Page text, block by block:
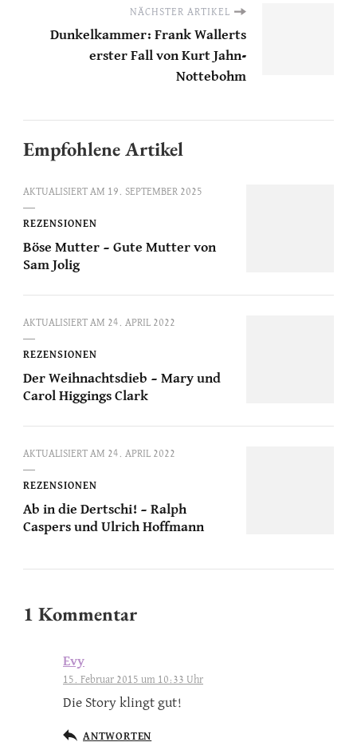
NÄCHSTER ARTIKEL
Dunkelkammer: Frank Wallerts
erster Fall von Kurt Jahn-
Nottebohm
Empfohlene Artikel
AKTUALISIERT AM 19. SEPTEMBER 2025
REZENSIONEN
Böse Mutter – Gute Mutter von
Sam Jolig
AKTUALISIERT AM 24. APRIL 2022
REZENSIONEN
Der Weihnachtsdieb – Mary und
Carol Higgings Clark
AKTUALISIERT AM 24. APRIL 2022
REZENSIONEN
Ab in die Dertschi! – Ralph
Caspers und Ulrich Hoffmann
1 Kommentar
Evy
15. Februar 2015 um 10:33 Uhr
Die Story klingt gut!
ANTWORTEN